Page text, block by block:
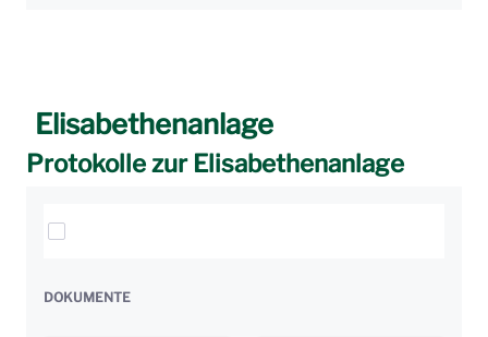
Elisabethenanlage
Protokolle zur Elisabethenanlage
Elemente auswählen
DOKUMENTE